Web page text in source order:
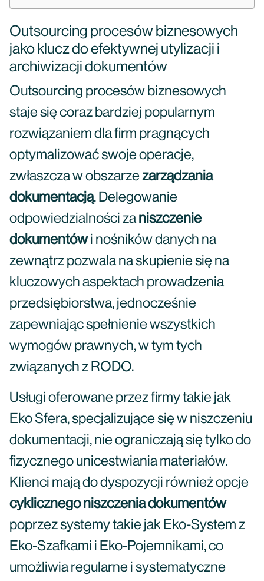
Outsourcing procesów biznesowych
jako klucz do efektywnej utylizacji i
archiwizacji dokumentów
Outsourcing procesów biznesowych
staje się coraz bardziej popularnym
rozwiązaniem dla firm pragnących
optymalizować swoje operacje,
zwłaszcza w obszarzezarządzania
dokumentacją. Delegowanie
odpowiedzialności zaniszczenie
dokumentówi nośników danych na
zewnątrz pozwala na skupienie się na
kluczowych aspektach prowadzenia
przedsiębiorstwa, jednocześnie
zapewniając spełnienie wszystkich
wymogów prawnych, w tym tych
związanych z RODO.
Usługi oferowane przez firmy takie jak
Eko Sfera, specjalizujące się w niszczeniu
dokumentacji, nie ograniczają się tylko do
fizycznego unicestwiania materiałów.
Klienci mają do dyspozycji również opcje
cyklicznego niszczenia dokumentów
poprzez systemy takie jak Eko-System z
Eko-Szafkami i Eko-Pojemnikami, co
umożliwia regularne i systematyczne